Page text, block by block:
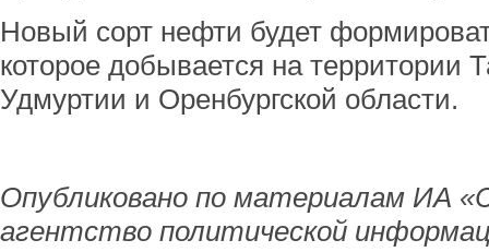
Новый сорт нефти будет
которое добывается на территории
Удмуртии и Оренбургской области.
Опубликовано по материалам ИА
агентство политической